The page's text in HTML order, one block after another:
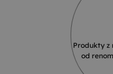
Produkty z
od